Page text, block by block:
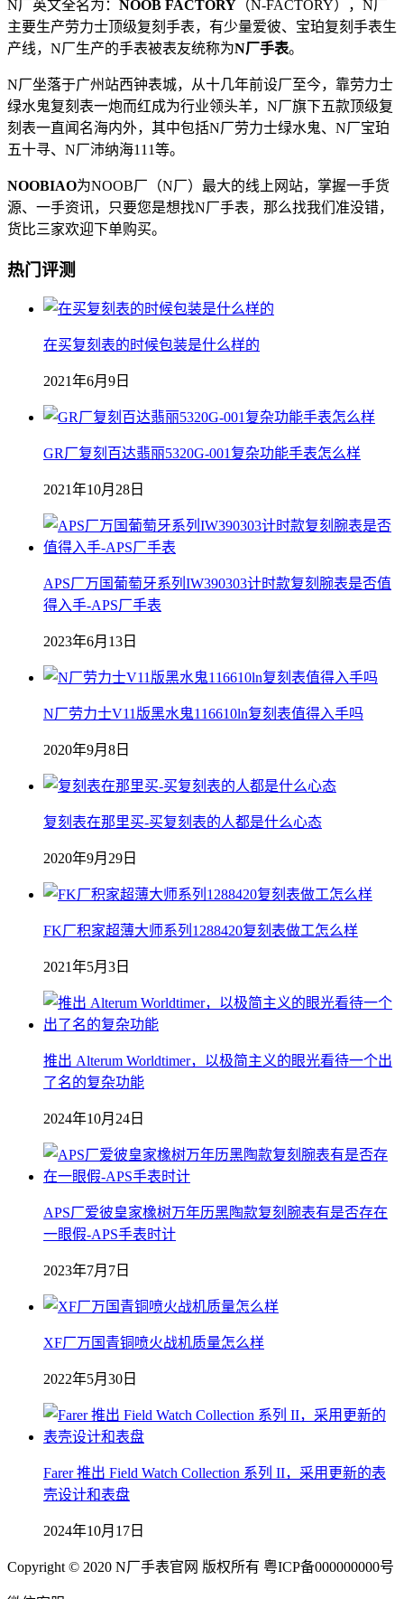
N厂英文全名为： NOOB FACTORY （N-FACTORY），N厂
主要生产劳力士顶级复刻手表，有少量爱彼、宝珀复刻手表生
产线，N厂生产的手表被表友统称为N厂手表。
N厂坐落于广州站西钟表城，从十几年前设厂至今，靠劳力士
绿水鬼复刻表一炮而红成为行业领头羊，N厂旗下五款顶级复
刻表一直闻名海内外，其中包括N厂劳力士绿水鬼、N厂宝珀
五十寻、N厂沛纳海111等。
NOOBIAO为NOOB厂（N厂）最大的线上网站，掌握一手货
源、一手资讯，只要您是想找N厂手表，那么找我们准没错，
货比三家欢迎下单购买。
热门评测
在买复刻表的时候包装是什么样的
2021年6月9日
GR厂复刻百达翡丽5320G-001复杂功能手表怎么样
2021年10月28日
APS厂万国葡萄牙系列IW390303计时款复刻腕表是否值
得入手-APS厂手表
2023年6月13日
N厂劳力士V11版黑水鬼116610ln复刻表值得入手吗
2020年9月8日
复刻表在那里买-买复刻表的人都是什么心态
2020年9月29日
FK厂积家超薄大师系列1288420复刻表做工怎么样
2021年5月3日
推出 Alterum Worldtimer，以极简主义的眼光看待一个出
了名的复杂功能
2024年10月24日
APS厂爱彼皇家橡树万年历黑陶款复刻腕表有是否存在
一眼假-APS手表时计
2023年7月7日
XF厂万国青铜喷火战机质量怎么样
2022年5月30日
Farer 推出 Field Watch Collection 系列 II，采用更新的表
壳设计和表盘
2024年10月17日
Copyright © 2020 N厂手表官网 版权所有 粤ICP备000000000号